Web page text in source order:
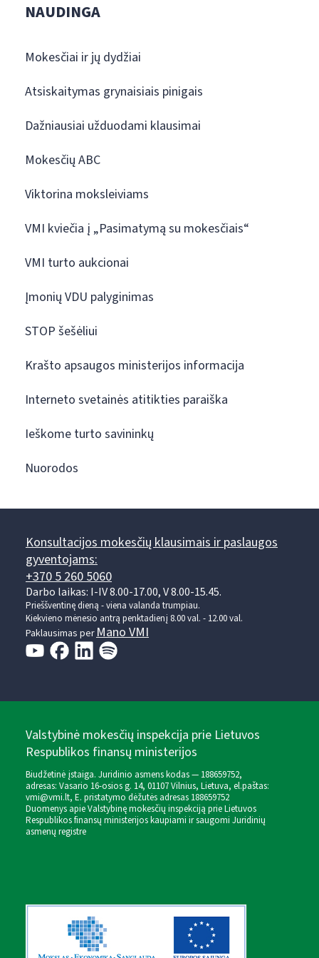
NAUDINGA
Mokesčiai ir jų dydžiai
Atsiskaitymas grynaisiais pinigais
Dažniausiai užduodami klausimai
Mokesčių ABC
Viktorina moksleiviams
VMI kviečia į „Pasimatymą su mokesčiais“
VMI turto aukcionai
Įmonių VDU palyginimas
STOP šešėliui
Krašto apsaugos ministerijos informacija
Interneto svetainės atitikties paraiška
Ieškome turto savininkų
Nuorodos
Konsultacijos mokesčių klausimais ir paslaugos
gyventojams:
+370 5 260 5060
Darbo laikas: I-IV 8.00-17.00, V 8.00-15.45.
Prieššventinę dieną - viena valanda trumpiau.
Kiekvieno mėnesio antrą penktadienį 8.00 val. - 12.00 val.
Paklausimas perMano VMI
Valstybinė mokesčių inspekcija prie Lietuvos
Respublikos finansų ministerijos
Biudžetinė įstaiga. Juridinio asmens kodas — 188659752,
adresas: Vasario 16-osios g. 14, 01107 Vilnius, Lietuva, el.paštas:
vmi@vmi.lt, E. pristatymo dėžutės adresas 188659752
Duomenys apie Valstybinę mokesčių inspekciją prie Lietuvos
Respublikos finansų ministerijos kaupiami ir saugomi Juridinių
asmenų registre